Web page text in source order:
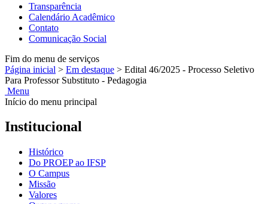
Transparência
Calendário Acadêmico
Contato
Comunicação Social
Fim do menu de serviços
Página inicial > Em destaque > Edital 46/2025 - Processo Seletivo
Para Professor Substituto - Pedagogia
Menu
Início do menu principal
Institucional
Histórico
Do PROEP ao IFSP
O Campus
Missão
Valores